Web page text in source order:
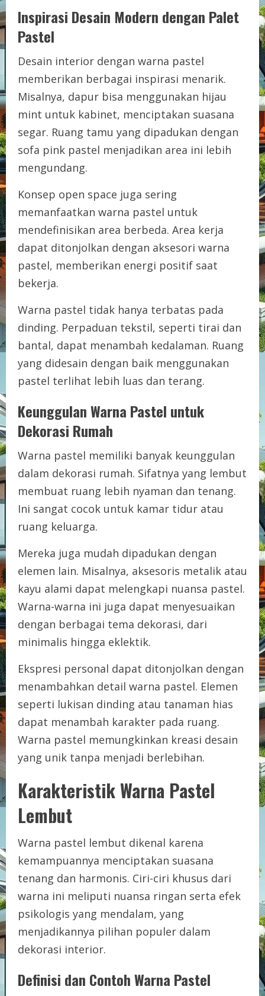
Inspirasi Desain Modern dengan Palet
Pastel
Desain interior dengan warna pastel
memberikan berbagai inspirasi menarik.
Misalnya, dapur bisa menggunakan hijau
mint untuk kabinet, menciptakan suasana
segar. Ruang tamu yang dipadukan dengan
sofa pink pastel menjadikan area ini lebih
mengundang.
Konsep open space juga sering
memanfaatkan warna pastel untuk
mendefinisikan area berbeda. Area kerja
dapat ditonjolkan dengan aksesori warna
pastel, memberikan energi positif saat
bekerja.
Warna pastel tidak hanya terbatas pada
dinding. Perpaduan tekstil, seperti tirai dan
bantal, dapat menambah kedalaman. Ruang
yang didesain dengan baik menggunakan
pastel terlihat lebih luas dan terang.
Keunggulan Warna Pastel untuk
Dekorasi Rumah
Warna pastel memiliki banyak keunggulan
dalam dekorasi rumah. Sifatnya yang lembut
membuat ruang lebih nyaman dan tenang.
Ini sangat cocok untuk kamar tidur atau
ruang keluarga.
Mereka juga mudah dipadukan dengan
elemen lain. Misalnya, aksesoris metalik atau
kayu alami dapat melengkapi nuansa pastel.
Warna-warna ini juga dapat menyesuaikan
dengan berbagai tema dekorasi, dari
minimalis hingga eklektik.
Ekspresi personal dapat ditonjolkan dengan
menambahkan detail warna pastel. Elemen
seperti lukisan dinding atau tanaman hias
dapat menambah karakter pada ruang.
Warna pastel memungkinkan kreasi desain
yang unik tanpa menjadi berlebihan.
Karakteristik Warna Pastel
Lembut
Warna pastel lembut dikenal karena
kemampuannya menciptakan suasana
tenang dan harmonis. Ciri-ciri khusus dari
warna ini meliputi nuansa ringan serta efek
psikologis yang mendalam, yang
menjadikannya pilihan populer dalam
dekorasi interior.
Definisi dan Contoh Warna Pastel